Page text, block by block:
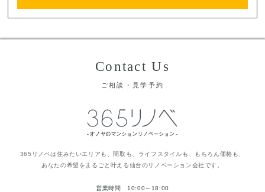
Contact Us
ご相談・見学予約
365リノベは住みたいエリアも、間取も、ライフスタイルも、もちろん価格も、
あなたの希望をまるごと叶える仙台のリノベーション会社です。
営業時間 10:00～18:00